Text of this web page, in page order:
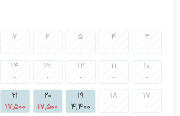
3
-
4
-
5
-
6
-
7
-
10
-
11
-
12
-
13
-
14
-
17
-
18
-
19
4,400
20
17,500
21
17,500